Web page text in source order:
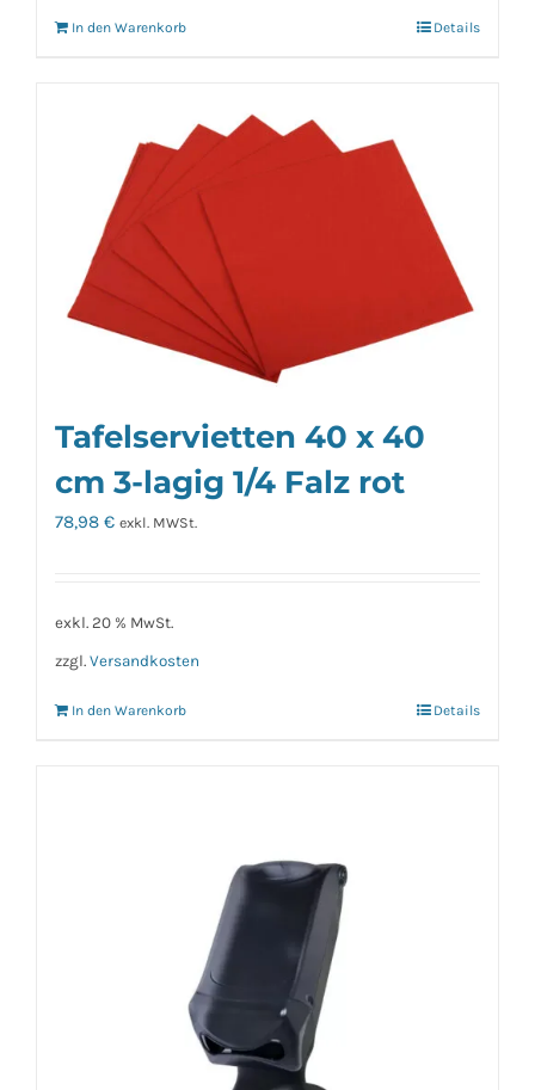
In den Warenkorb Details
Tafelservietten 40 x 40
cm 3-lagig 1/4 Falz rot
78,98 € exkl. MWSt.
exkl. 20 % MwSt.
zzgl. Versandkosten
In den Warenkorb Details